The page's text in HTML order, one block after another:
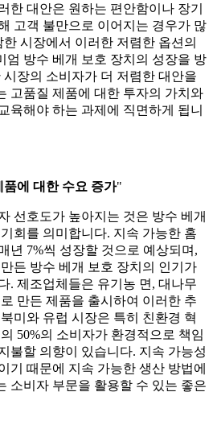
한 대안은 원하는 편안함이나 장기
고객 불만으로 이어지는 경우가 많
시장에서 이러한 저렴한 옵션의
엄 방수 베개 보호 장치의 성장을 방
장의 소비자가 더 저렴한 대안을
고품질 제품에 대한 투자의 가치와
육해야 하는 과제에 직면하게 됩니
품에 대한 수요 증가"
선호도가 높아지는 것은 방수 베개
회를 의미합니다. 지속 가능한 홈
년 7%씩 성장할 것으로 예상되며,
든 방수 베개 보호 장치의 인기가
. 제조업체들은 유기농 면, 대나무
만든 제품을 출시하여 이러한 추
미와 유럽 시장은 특히 친환경 혁
50%의 소비자가 환경적으로 책임
불할 의향이 있습니다. 지속 가능성
기 때문에 지속 가능한 생산 방법에
소비자 부문을 활용할 수 있는 좋은